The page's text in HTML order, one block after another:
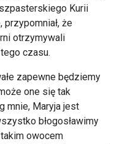
Kurii
że
otrzymywali
czasu.
zapewne będziemy
one się tak
mnie, Maryja jest
błogosławimy
owocem